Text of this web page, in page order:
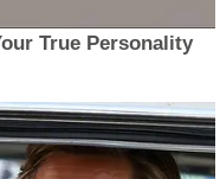
True Personality